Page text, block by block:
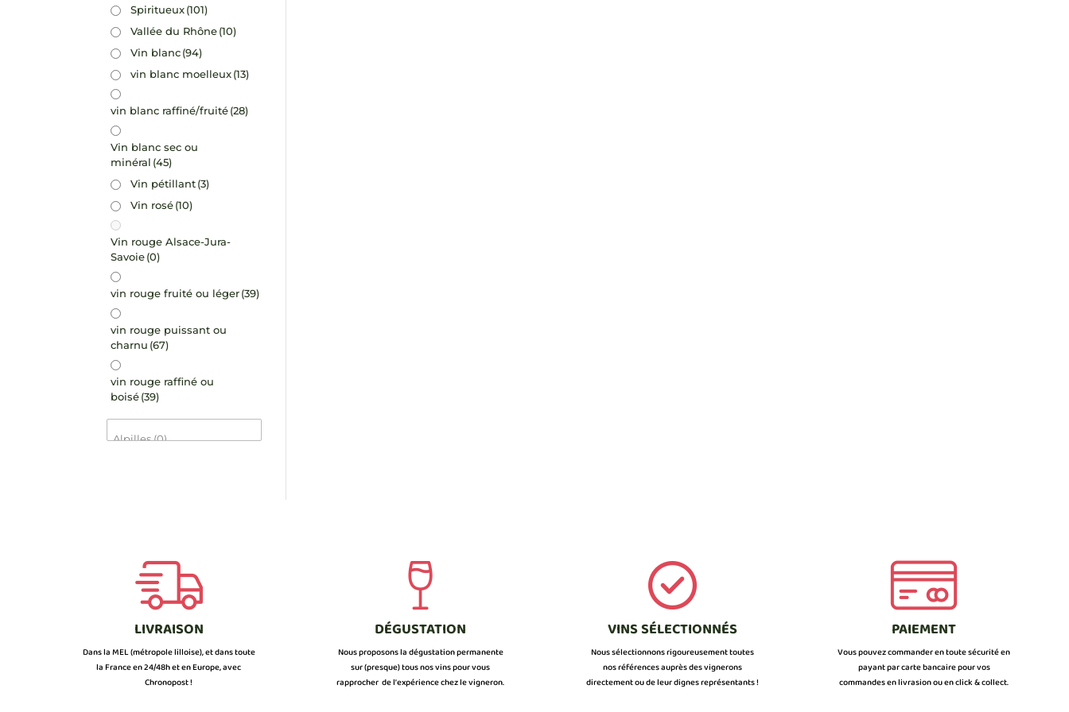
Spiritueux(101)
Vallée du Rhône(10)
Vin blanc(94)
vin blanc moelleux(13)
vin blanc raffiné/fruité(28)
Vin blanc sec ou
minéral (45)
Vin pétillant(3)
Vin rosé(10)
Vin rouge Alsace-Jura-
Savoie(0)
vin rouge fruité ou léger(39)
vin rouge puissant ou
charnu (67)
vin rouge raffiné ou
boisé(39)
LIVRAISON
Dans la MEL (métropole lilloise), et dans toute
la France en 24/48h et en Europe, avec
Chronopost !
DÉGUSTATION
Nous proposons la dégustation permanente
sur (presque) tous nos vins pour vous
rapprocher de l’expérience chez le vigneron.
VINS SÉLECTIONNÉS
Nous sélectionnons rigoureusement toutes
nos références auprès des vignerons
directement ou de leur dignes représentants !
PAIEMENT
Vous pouvez commander en toute sécurité en
payant par carte bancaire pour vos
commandes en livrasion ou en click & collect.